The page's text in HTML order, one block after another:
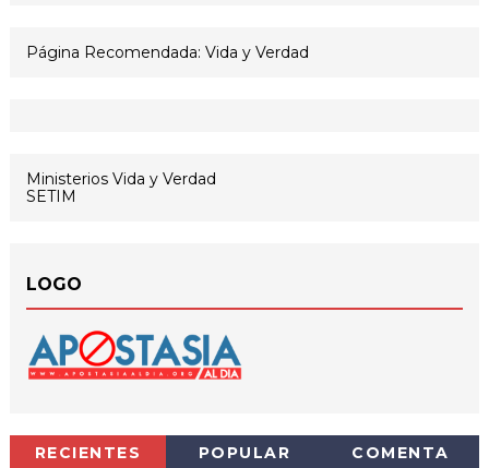
Página Recomendada: Vida y Verdad
Ministerios Vida y Verdad
SETIM
LOGO
RECIENTES POPULAR COMENTA